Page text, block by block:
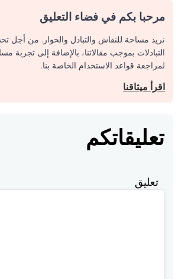
مرحبا بكم في فضاء التعليق
نريد مساحة للنقاش والتبادل والحوار. من أجل
التبادلات بموجب مقالاتنا، بالإضافة إلى تجربة
لمراجعة قواعد الاستخدام الخاصة بنا.
اقرأ ميثاقنا
تعليقاتكم
تعليق